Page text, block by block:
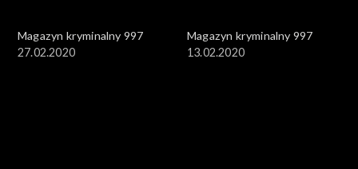
Magazyn kryminalny 997
27.02.2020
Magazyn kryminalny 997
13.02.2020